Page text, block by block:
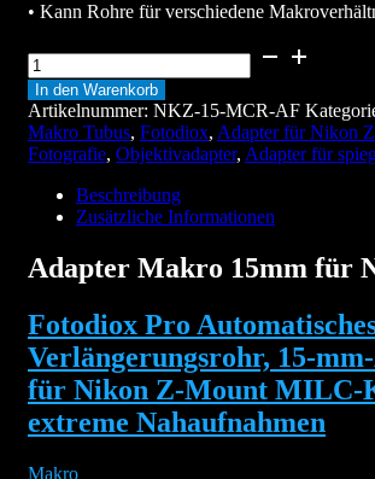
• Kann Rohre für verschiedene
Adapter
Makro
15mm
für
Nikon
Z
In den Warenkorb
Artikelnummer: NKZ-15-MCR-AF
Makro Tubus, Fotodiox, Adapter für Nikon
Fotografie, Objektivadapter, Adapter für
Beschreibung
Zusätzliche Informationen
Adapter Makro 15mm für
Fotodiox Pro
Verlängerungsrohr, 15-
für Nikon Z-Mount MILC-
extreme Nahaufnahmen
Makro